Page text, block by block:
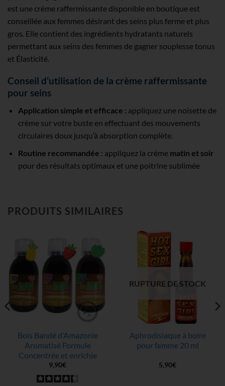
est une crème raffermissante disponible en boutique est
conseillée aux femmes désirant des seins plus ferme et plus
gros. Elle contient des ingrédients hydratants naturels
permettant aux seins des femmes de gagner souplesse tonus
et Élasticité.
Conseil d’utilisation de la crème raffermissante
pour seins
Application simple et efficace : appliquez une noisette de
crème sur votre buste en effectuant des mouvements
circulaires doux jusqu’à absorption complète.
Routine recommandée : appliquez la crème matin et soir
pour des résultats optimaux et une poitrine sublimée
PRODUITS SIMILAIRES
Bois Bandé d’Amazonie
Aromatisé Formule
Concentrée et enrichie
9,90€
RUPTURE DE STOCK
Aphrodisiaque à boire
pour femme 20 ml
5,90€